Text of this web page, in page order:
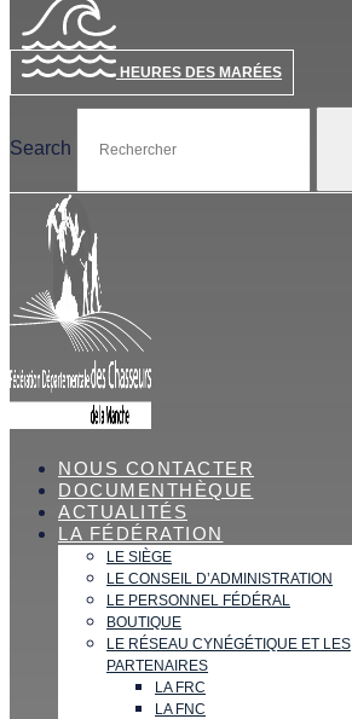
HEURES DES MARÉES
Search
NOUS CONTACTER
DOCUMENTHÈQUE
ACTUALITÉS
LA FÉDÉRATION
LE SIÈGE
LE CONSEIL D’ADMINISTRATION
LE PERSONNEL FÉDÉRAL
BOUTIQUE
LE RÉSEAU CYNÉGÉTIQUE ET LES
PARTENAIRES
LA FRC
LA FNC